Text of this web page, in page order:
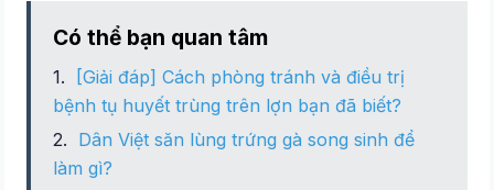
Có thể bạn quan tâm
[Giải đáp] Cách phòng tránh và điều trị
bệnh tụ huyết trùng trên lợn bạn đã biết?
Dân Việt săn lùng trứng gà song sinh để
làm gì?